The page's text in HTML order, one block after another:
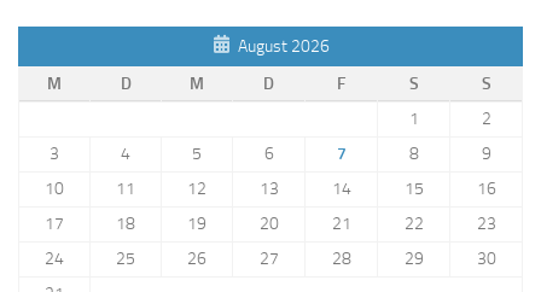
August 2026
M
D M D F S
S
1
2
3
4 5 6 7 8
9
10
11 12 13 14 15
16
17
18 19 20 21 22
23
24
25 26 27 28 29
30